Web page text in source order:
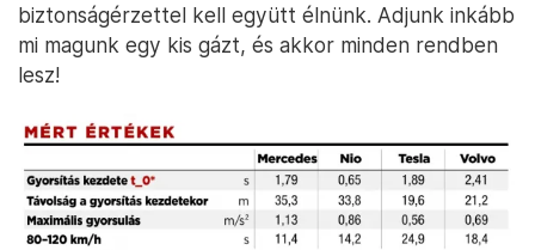
biztonságérzettel kell együtt élnünk. Adjunk inkább
mi magunk egy kis gázt, és akkor minden rendben
lesz!